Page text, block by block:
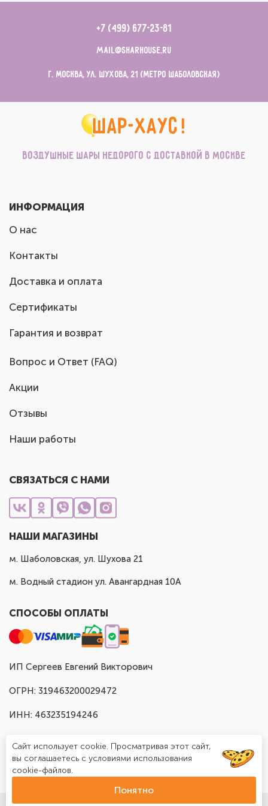
+7 (499) 677-23-81
mail@sharhouse.ru
г. Москва, ул. Шухова, 21 (метро Шаболовская)
Воздушные шары недорого с доставкой в Москве
ИНФОРМАЦИЯ
О нас
Контакты
Доставка и оплата
Сертификаты
Гарантия и возврат
Вопрос и Ответ (FAQ)
Акции
Отзывы
Наши работы
СВЯЗАТЬСЯ С НАМИ
НАШИ МАГАЗИНЫ
м. Шаболовская, ул. Шухова 21
м. Водный стадион ул. Авангардная 10А
СПОСОБЫ ОПЛАТЫ
ИП Сергеев Евгений Викторович
ОГРН: 319463200029472
ИНН: 463235194246
Сайт использует cookie. Просматривая этот сайт,
вы соглашаетесь с условиями использования
cookie-файлов.
Понятно